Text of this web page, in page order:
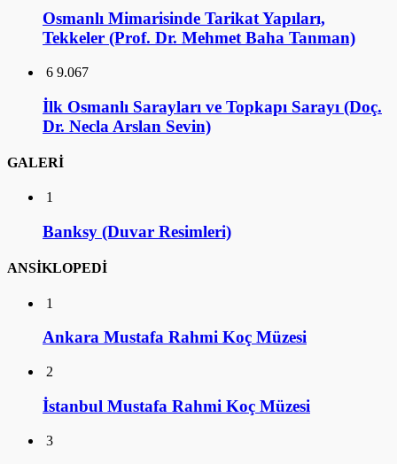
Osmanlı Mimarisinde Tarikat Yapıları,
Tekkeler (Prof. Dr. Mehmet Baha Tanman)
6 9.067
İlk Osmanlı Sarayları ve Topkapı Sarayı (Doç.
Dr. Necla Arslan Sevin)
GALERİ
1
Banksy (Duvar Resimleri)
ANSİKLOPEDİ
1
Ankara Mustafa Rahmi Koç Müzesi
2
İstanbul Mustafa Rahmi Koç Müzesi
3